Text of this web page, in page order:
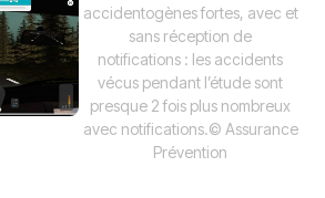
accidentogènes fortes, avec et
sans réception de
notifications : les accidents
vécus pendant l’étude sont
presque 2 fois plus nombreux
avec notifications.© Assurance
Prévention